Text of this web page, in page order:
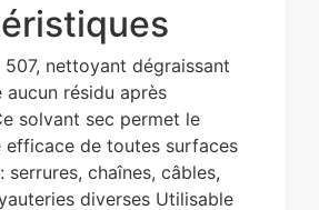
507, nettoyant dégraissant
aucun résidu après
solvant sec permet le
efficace de toutes surfaces
serrures, chaînes, câbles,
diverses Utilisable